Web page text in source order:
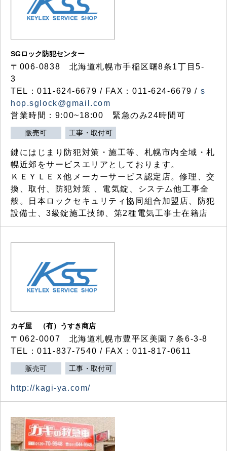
SGロック防犯センター
〒006-0838 北海道札幌市手稲区曙8条1丁目5-
3
TEL：011-624-6679 / FAX：011-624-6679 / s
hop.sglock@gmail.com
営業時間：9:00~18:00 緊急のみ24時間可
販売可 工事・取付可
鍵にはじまり防犯対策・施工等、札幌市内全域・札
幌近郊をサービスエリアとしております。
ＫＥＹＬＥＸ他メーカーサービス認定店。修理、交
換、取付、防犯対策 、電気錠、システム他工事全
般。日本ロックセキュリティ協同組合加盟店、防犯
設備士、3級錠施工技師、第2種電気工事士在籍店
カギ屋 （有）うすき商店
〒062-0007 北海道札幌市豊平区美園７条6-3-8
TEL：011-837-7540 / FAX：011-817-0611
販売可 工事・取付可
http://kagi-ya.com/